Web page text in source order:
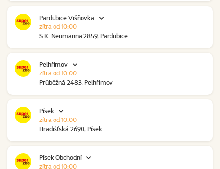
Pardubice Višňovka
S.K. Neumanna 2859, Pardubice
zítra od 10:00
Pelhřimov
Průběžná 2483, Pelhřimov
zítra od 10:00
Písek
Hradišťská 2690, Písek
zítra od 10:00
Písek Obchodní
zítra od 10:00